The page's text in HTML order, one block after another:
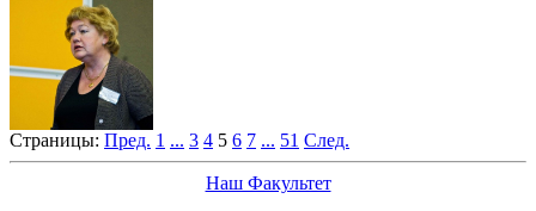
Страницы: Пред. 1 ... 3 4 5 6 7 ... 51 След.
Наш Факультет